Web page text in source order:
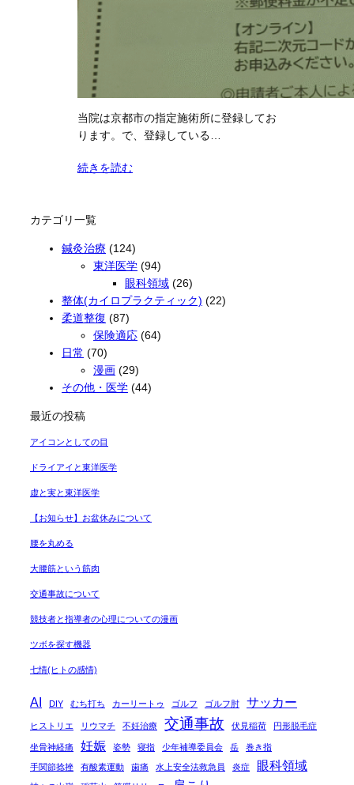
当院は京都市の指定施術所に登録してお
ります。で、登録している…
続きを読む
カテゴリ一覧
鍼灸治療 (124)
東洋医学 (94)
眼科領域 (26)
整体(カイロプラクティック) (22)
柔道整復 (87)
保険適応 (64)
日常 (70)
漫画 (29)
その他・医学 (44)
最近の投稿
アイコンとしての目
ドライアイと東洋医学
虚と実と東洋医学
【お知らせ】お盆休みについて
腰を丸める
大腰筋という筋肉
交通事故について
競技者と指導者の心理についての漫画
ツボを探す機器
七情(ヒトの感情)
AI DIY むち打ち カーリートゥ ゴルフ ゴルフ肘 サッカー
ヒストリエ リウマチ 不妊治療 交通事故 伏見稲荷 円形脱毛症
坐骨神経痛 妊娠 姿勢 寝指 少年補導委員会 岳 巻き指
手関節捻挫 有酸素運動 歯痛 水上安全法救急員 炎症 眼科領域